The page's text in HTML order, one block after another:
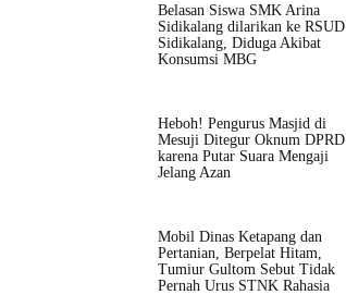
Belasan Siswa SMK Arina
Sidikalang dilarikan ke RSUD
Sidikalang, Diduga Akibat
Konsumsi MBG
Heboh! Pengurus Masjid di
Mesuji Ditegur Oknum DPRD
karena Putar Suara Mengaji
Jelang Azan
Mobil Dinas Ketapang dan
Pertanian, Berpelat Hitam,
Tumiur Gultom Sebut Tidak
Pernah Urus STNK Rahasia